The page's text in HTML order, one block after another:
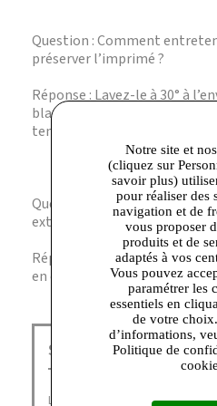
Question : Comment
préserver l’imprimé ?
Réponse : Lavez-le à 30° à
blanchiment et le sèche-
température douce.
Question : Ce T-shirt
extérieur ?
Réponse : Oui, il est parfait
en extérieur, offrant confort
Schott NYC Talange :
Légende Américaine depuis
Notre site et
(cliquez sur
savoir plus)
pour réaliser des
navigation et de
vous proposer
produits et de
adaptés à vos
Vous pouvez
paramétrer les
essentiels en
de votre
d’informations,
Politique de